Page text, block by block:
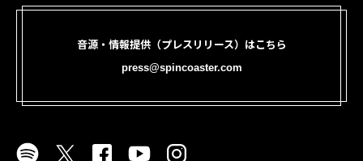
音源・情報提供（プレスリリース）はこちら
press@spincoaster.com